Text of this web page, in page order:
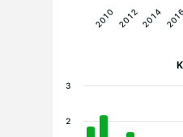
2010 2012 2014
2
3